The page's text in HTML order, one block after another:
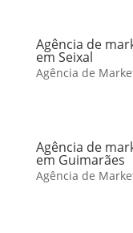
Agência de
em Seixal
Agência de
Agência de
em Guimarães
Agência de